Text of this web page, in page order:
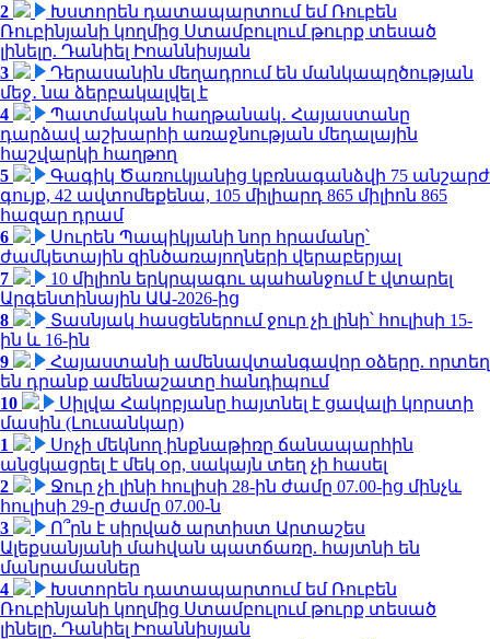
2
Խստորեն դատապարտում եմ Ռուբեն
Ռուբինյանի կողմից Ստամբուլում թուրք տեսած
լինելը. Դանիել Իոաննիսյան
3
Դերասանին մեղադրում են մանկապղծության
մեջ․ նա ձերբակալվել է
4
Պատմական հաղթանակ․ Հայաստանը
դարձավ աշխարհի առաջնության մեդալային
հաշվարկի հաղթող
5
Գագիկ Ծառուկյանից կբռնագանձվի 75 անշարժ
գույք, 42 ավտոմեքենա, 105 միլիարդ 865 միլիոն 865
հազար դրամ
6
Սուրեն Պապիկյանի նոր հրամանը՝
ժամկետային զինծառայողների վերաբերյալ
7
10 միլիոն երկրպագու պահանջում է վտարել
Արգենտինային ԱԱ-2026-ից
8
Տասնյակ հասցեներում ջուր չի լինի՝ հուլիսի 15-
ին և 16-ին
9
Հայաստանի ամենավտանգավոր օձերը. որտեղ
են դրանք ամենաշատը հանդիպում
10
Սիլվա Հակոբյանը հայտնել է ցավալի կորստի
մասին (Լուսանկար)
1
Սոչի մեկնող ինքնաթիռը ճանապարհին
անցկացրել է մեկ օր, սակայն տեղ չի հասել
2
Ջուր չի լինի հուլիսի 28-ին ժամը 07.00-ից մինչև
հուլիսի 29-ը ժամը 07.00-ն
3
Ո՞րն է սիրված արտիստ Արտաշես
Ալեքսանյանի մահվան պատճառը. հայտնի են
մանրամասներ
4
Խստորեն դատապարտում եմ Ռուբեն
Ռուբինյանի կողմից Ստամբուլում թուրք տեսած
լինելը. Դանիել Իոաննիսյան